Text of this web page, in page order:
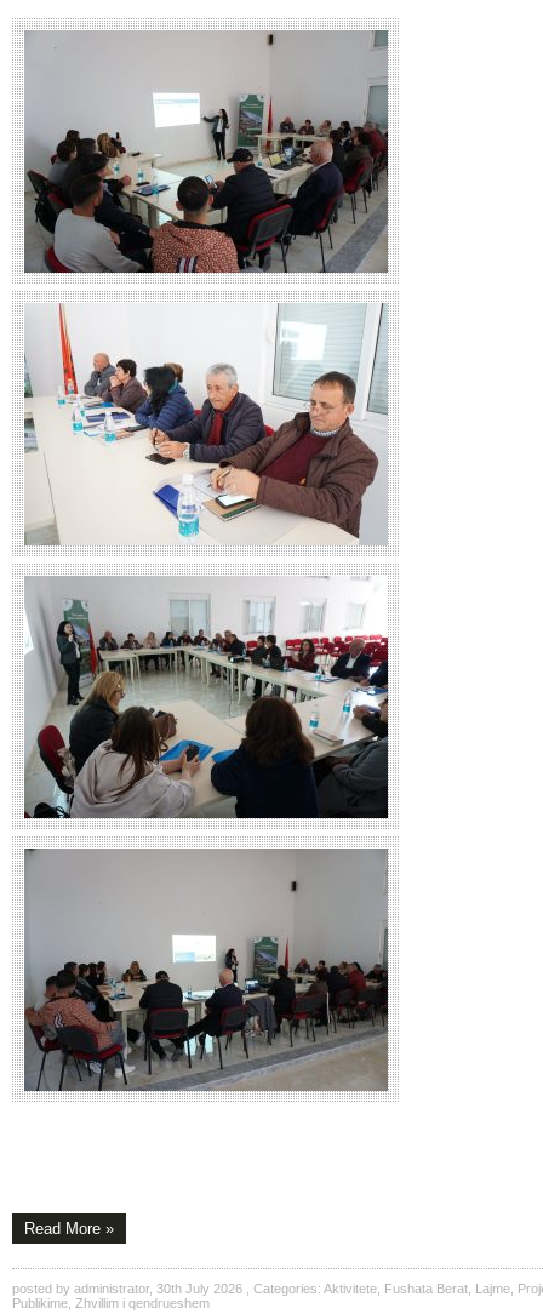
Read More »
posted by administrator, 30th July 2026 , Categories: Aktivitete Fushata Berat Lajme
Publikime Zhvillim i qendrueshem